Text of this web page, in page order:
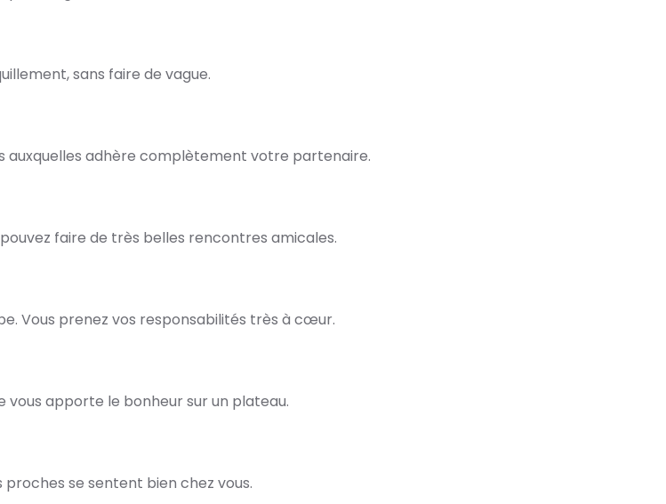
sans faire de vague.
auxquelles adhère complètement votre partenaire.
faire de très belles rencontres amicales.
Vous prenez vos responsabilités très à cœur.
vous apporte le bonheur sur un plateau.
se sentent bien chez vous.